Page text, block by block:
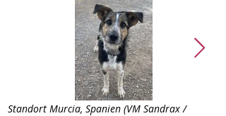
Standort Murcia, Spanien (VM Sandrax /